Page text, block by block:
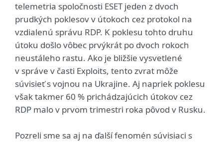
telemetria spoločnosti ESET jeden z dvoch
prudkých poklesov v útokoch cez protokol na
vzdialenú správu RDP. K poklesu tohto druhu
útoku došlo vôbec prvýkrát po dvoch rokoch
neustáleho rastu. Ako je bližšie vysvetlené
v správe v časti Exploits, tento zvrat môže
súvisieť s vojnou na Ukrajine. Aj napriek poklesu
však takmer 60 % prichádzajúcich útokov cez
RDP malo v prvom trimestri roka pôvod v Rusku.
Pozreli sme sa aj na ďalší fenomén súvisiaci s